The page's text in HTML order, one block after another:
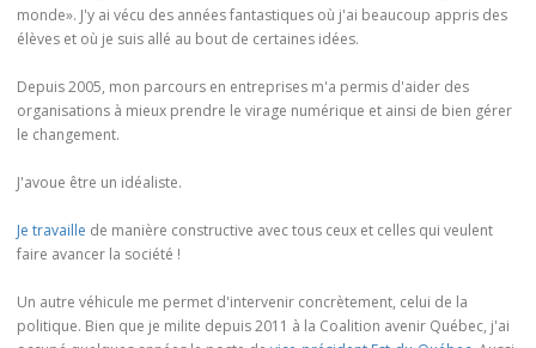
monde». J'y ai vécu des années fantastiques où j'ai beaucoup appris des
élèves et où je suis allé au bout de certaines idées.
Depuis 2005, mon parcours en entreprises m'a permis d'aider des
organisations à mieux prendre le virage numérique et ainsi de bien gérer
le changement.
J'avoue être un idéaliste.
Je travaille de manière constructive avec tous ceux et celles qui veulent
faire avancer la société !
Un autre véhicule me permet d'intervenir concrètement, celui de la
politique. Bien que je milite depuis 2011 à la Coalition avenir Québec, j'ai